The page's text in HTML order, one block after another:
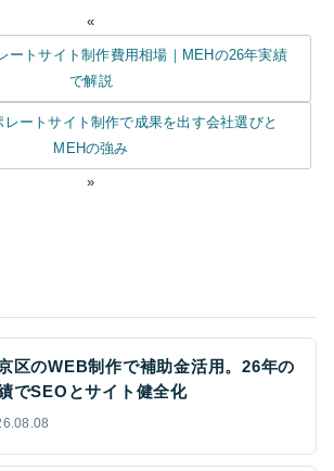
«
ートサイト制作費用相場｜MEHの26年実績
で解説
ートサイト制作で成果を出す会社選びと
MEHの強み
»
区のWEB制作で補助金活用。26年の
でSEOとサイト健全化